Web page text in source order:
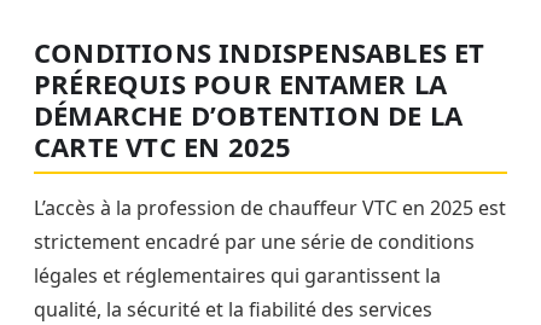
CONDITIONS INDISPENSABLES ET
PRÉREQUIS POUR ENTAMER LA
DÉMARCHE D’OBTENTION DE LA
CARTE VTC EN 2025
L’accès à la profession de chauffeur VTC en 2025 est
strictement encadré par une série de conditions
légales et réglementaires qui garantissent la
qualité, la sécurité et la fiabilité des services